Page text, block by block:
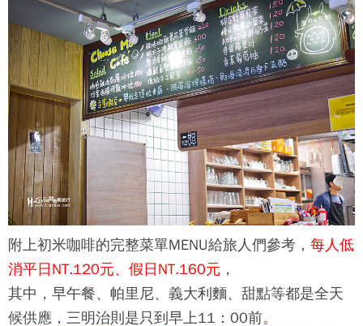
附上初米咖啡的完整菜單MENU給旅人們參考， 每人低
消平日NT.120元、假日NT.160元 ，
其中，早午餐、帕里尼、義大利麵、甜點等都是全天
候供應，三明治則是只到早上11：00前。